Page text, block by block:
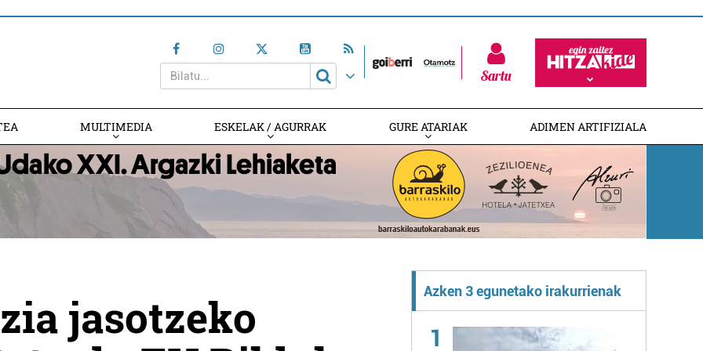
Sartu
MULTIMEDIA ESKELAK / AGURRAK GURE ATARIAK ADIMEN ARTIFIZIALA
jasotzeko
Azken 3 egunetako irakurrienak
1